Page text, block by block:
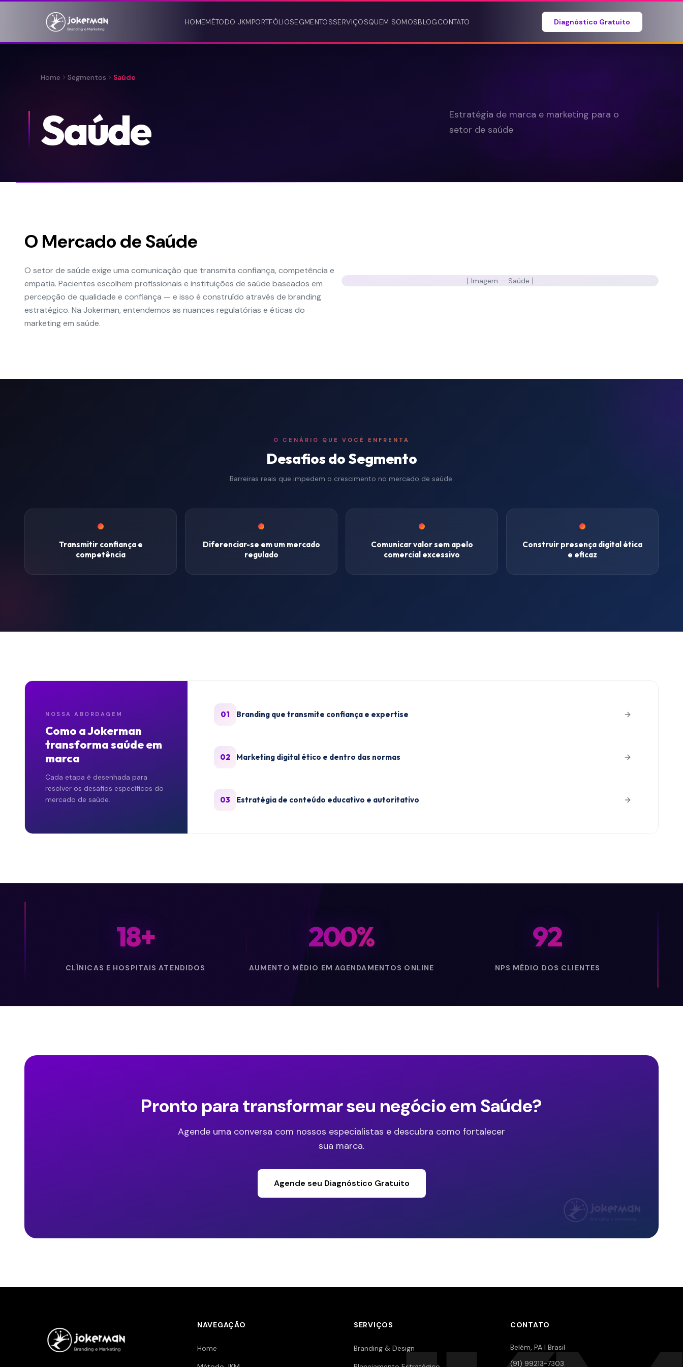
HOMEMÉTODO JKMPORTFÓLIOSEGMENTOSSERVIÇOSQUEM SOMOSBLOGCONTATO Diagnóstico Gratuito
Home Segmentos Saúde
Saúde
Estratégia de marca e marketing para o
setor de saúde
O Mercado deSaúde
O setor de saúde exige uma comunicação que transmita confiança, competência e
empatia. Pacientes escolhem profissionais e instituições de saúde baseados em
percepção de qualidade e confiança — e isso é construído através de branding
estratégico. Na Jokerman, entendemos as nuances regulatórias e éticas do
marketing em saúde.
[ Imagem — Saúde ]
O CENÁRIO QUE VOCÊ ENFRENTA
Desafios do Segmento
Barreiras reais que impedem o crescimento no mercado de saúde.
Transmitir confiança e
competência
Diferenciar-se em um mercado
regulado
Comunicar valor sem apelo
comercial excessivo
Construir presença digital ética
e eficaz
NOSSA ABORDAGEM
Como a Jokerman
transformasaúdeem
marca
Cada etapa é desenhada para
resolver os desafios específicos do
mercado de saúde
01 Branding que transmite confiança e expertise
02 Marketing digital ético e dentro das normas
03 Estratégia de conteúdo educativo e autoritativo
18+
CLÍNICAS E HOSPITAIS ATENDIDOS
200%
AUMENTO MÉDIO EM AGENDAMENTOS ONLINE
92
NPS MÉDIO DOS CLIENTES
Pronto para transformar seu negócio em Saúde?
Agende uma conversa com nossos especialistas e descubra como fortalecer
sua marca.
Agende seu Diagnóstico Gratuito
NAVEGAÇÃO
Home
SERVIÇOS
Branding & Design
CONTATO
Belém, PA | Brasil
(91) 99213-7303